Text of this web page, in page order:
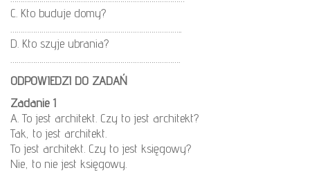
C. Kto buduje domy?
D. Kto szyje ubrania?
ODPOWIEDZI DO ZADAŃ
Zadanie 1
A. To jest architekt. Czy to jest architekt?
Tak, to jest architekt.
To jest architekt. Czy to jest księgowy?
Nie, to nie jest księgowy.